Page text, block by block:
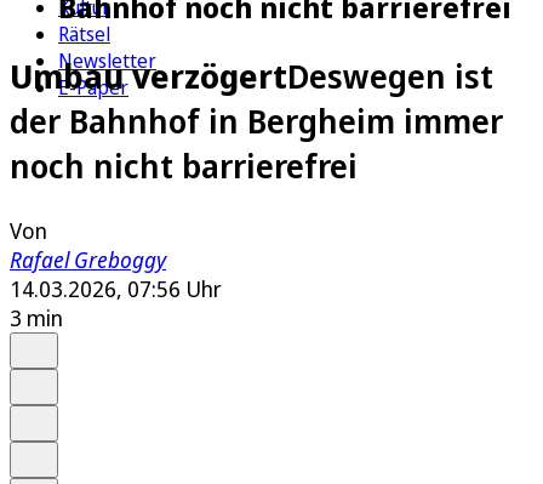
Kultur
Rätsel
Newsletter
E-Paper
Umbau verzögertDeswegen ist
der Bahnhof in Bergheim immer
noch nicht barrierefrei
Von
Rafael Greboggy
14.03.2026, 07:56 Uhr
3 min